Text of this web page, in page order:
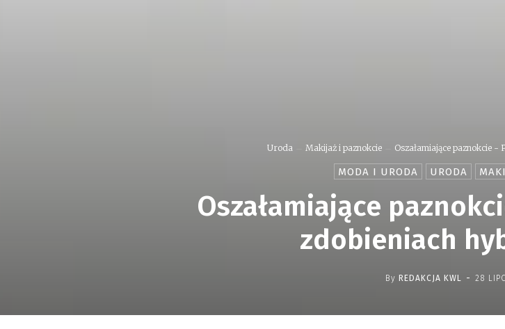
Uroda Makijaż i paznokcie Oszałamiające paznokcie
MODA I URODA URODA
Oszałamiające
zdobieniach
By REDAKCJA KWL - 28